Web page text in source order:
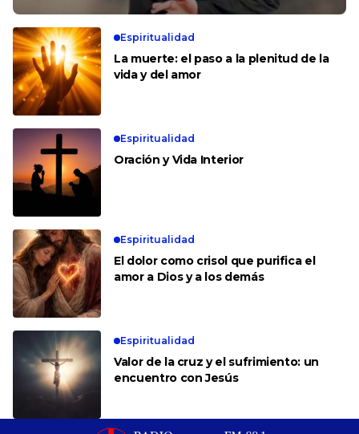
Espiritualidad
La muerte: el paso a la plenitud de la
vida y del amor
Espiritualidad
Oración y Vida Interior
Espiritualidad
El dolor como crisol que purifica el
amor a Dios y a los demás
Espiritualidad
Valor de la cruz y el sufrimiento: un
encuentro con Jesús